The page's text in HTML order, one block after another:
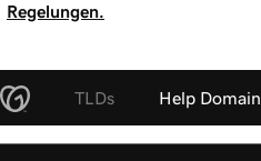
Regelungen.
TLDs Help Domain